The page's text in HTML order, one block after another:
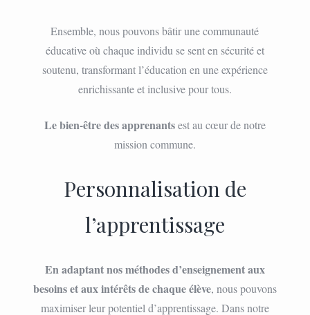
Ensemble, nous pouvons bâtir une communauté
éducative où chaque individu se sent en sécurité et
soutenu, transformant l’éducation en une expérience
enrichissante et inclusive pour tous.
Le bien-être des apprenantsest au cœur de notre
mission commune.
Personnalisation de
l’apprentissage
En adaptant nos méthodes d’enseignement aux
besoins et aux intérêts de chaque élève, nous pouvons
maximiser leur potentiel d’apprentissage. Dans notre